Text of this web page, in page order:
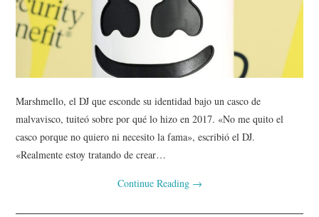
Marshmello, el DJ que esconde su identidad bajo un casco de
malvavisco, tuiteó sobre por qué lo hizo en 2017. «No me quito el
casco porque no quiero ni necesito la fama», escribió el DJ.
«Realmente estoy tratando de crear…
Continue Reading →